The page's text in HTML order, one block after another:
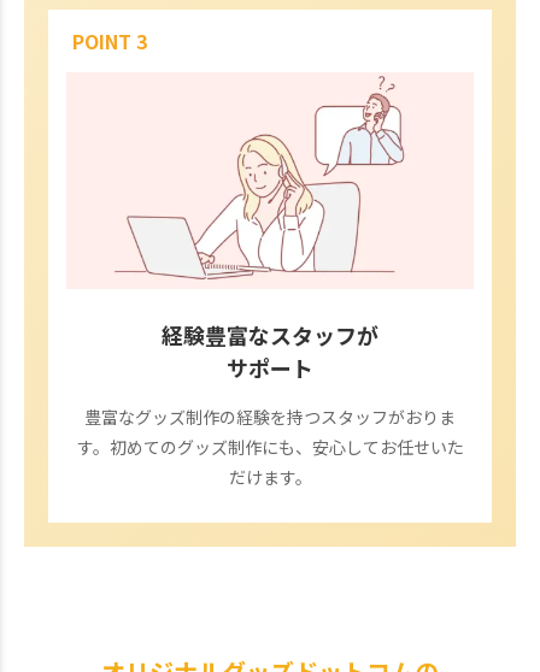
POINT 3
経験豊富なスタッフが
サポート
豊富なグッズ制作の経験を持つスタッフがおりま
す。初めてのグッズ制作にも、安心してお任せいた
だけます。